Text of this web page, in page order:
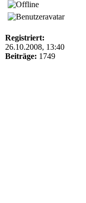
Registriert:
26.10.2008, 13:40
Beiträge: 1749